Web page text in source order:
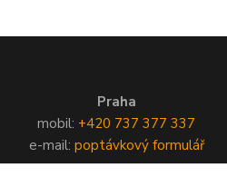
Praha
mobil: +420 737 377 337
e-mail: poptávkový formulář